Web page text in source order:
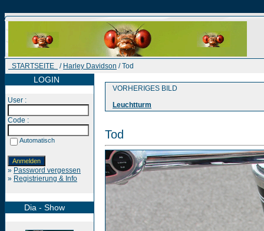
STARTSEITE / Harley Davidson / Tod
LOGIN
User :
Code :
Automatisch
» Password vergessen
» Registrierung & Info
Dia - Show
VORHERIGES BILD
Leuchtturm
Tod